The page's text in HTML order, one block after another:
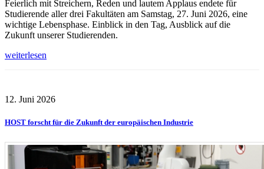
Feierlich mit Streichern, Reden und lautem Applaus endete für
Studierende aller drei Fakultäten am Samstag, 27. Juni 2026, eine
wichtige Lebensphase. Einblick in den Tag, Ausblick auf die
Zukunft unserer Studierenden.
weiterlesen
12. Juni 2026
HOST forscht für die Zukunft der europäischen Industrie